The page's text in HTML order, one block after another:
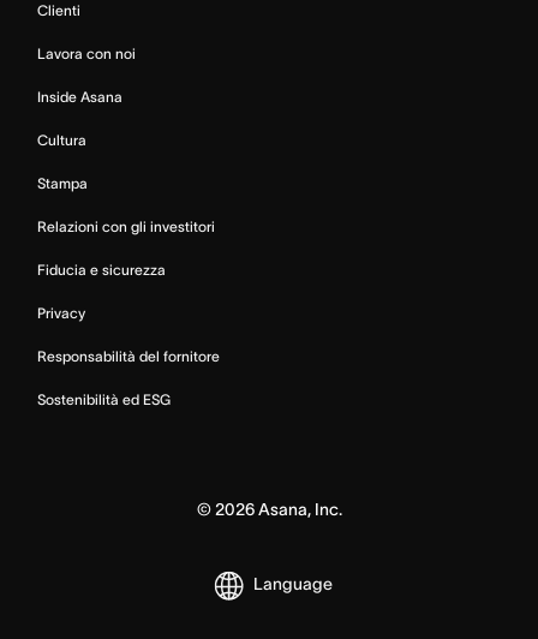
Clienti
Lavora con noi
Inside Asana
Cultura
Stampa
Relazioni con gli investitori
Fiducia e sicurezza
Privacy
Responsabilità del fornitore
Sostenibilità ed ESG
© 2026Asana, Inc.
Language